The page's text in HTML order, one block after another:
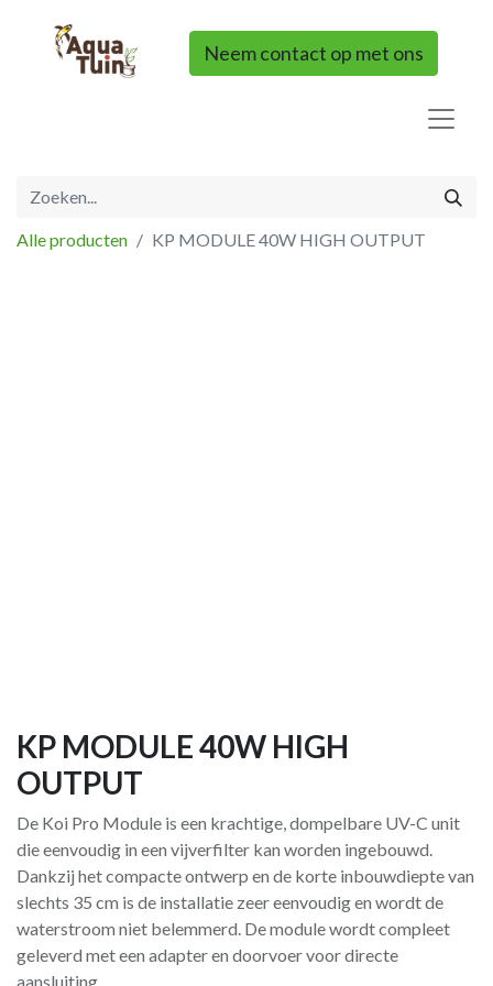
Neem contact op met ons
Alle producten KP MODULE 40W HIGH OUTPUT
KP MODULE 40W HIGH
OUTPUT
De Koi Pro Module is een krachtige, dompelbare UV-C unit
die eenvoudig in een vijverfilter kan worden ingebouwd.
Dankzij het compacte ontwerp en de korte inbouwdiepte van
slechts 35 cm is de installatie zeer eenvoudig en wordt de
waterstroom niet belemmerd. De module wordt compleet
geleverd met een adapter en doorvoer voor directe
aansluiting.